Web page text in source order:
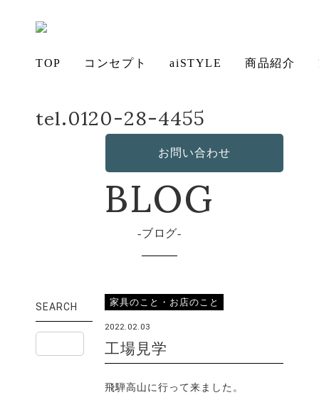
TOP コンセプト
いて
保証につ
aiSTYLE 商品紹介
ソフ
ベッ
デス
造
ファ
tel.0120-28-4455
お問い合わせ
BLOG
ブログ
家具のこと・お店のこと
2022.02.03
工場見学
飛騨高山に行って来ました。
SEARCH